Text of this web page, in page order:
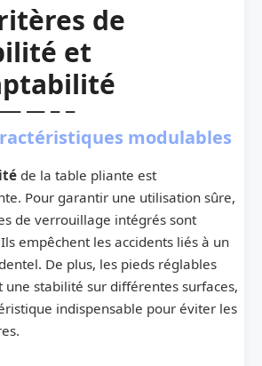
de
et
modulables
de la table pliante est
Pour garantir une utilisation sûre,
de verrouillage intégrés sont
empêchent les accidents liés à un
De plus, les pieds réglables
une stabilité sur différentes surfaces,
indispensable pour éviter les